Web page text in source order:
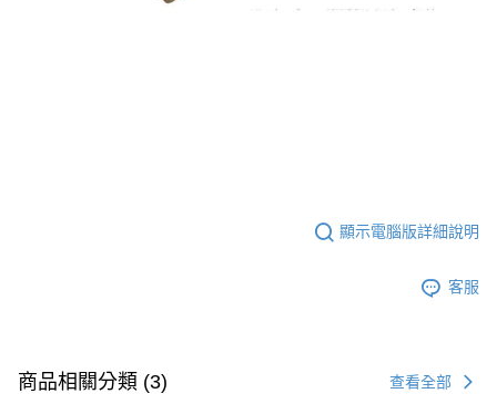
顯示電腦版詳細說明
客服
商品相關分類 (3) 查看全部